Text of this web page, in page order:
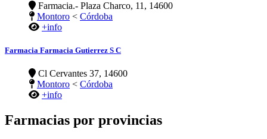
Farmacia.- Plaza Charco, 11, 14600
Montoro < Córdoba
+info
Farmacia Farmacia Gutierrez S C
Cl Cervantes 37, 14600
Montoro < Córdoba
+info
Farmacias por provincias